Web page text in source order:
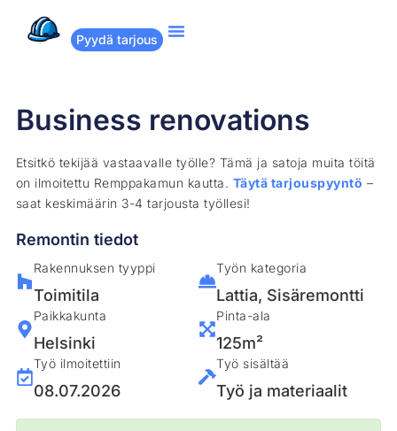
Pyydä tarjous
Business renovations
Etsitkö tekijää vastaavalle työlle? Tämä ja satoja muita töitä
on ilmoitettu Remppakamun kautta. Täytä tarjouspyyntö –
saat keskimäärin 3-4 tarjousta työllesi!
Remontin tiedot
Rakennuksen tyyppi
Toimitila
Paikkakunta
Helsinki
Työ ilmoitettiin
08.07.2026
Työn kategoria
Lattia, Sisäremontti
Pinta-ala
125m²
Työ sisältää
Työ ja materiaalit